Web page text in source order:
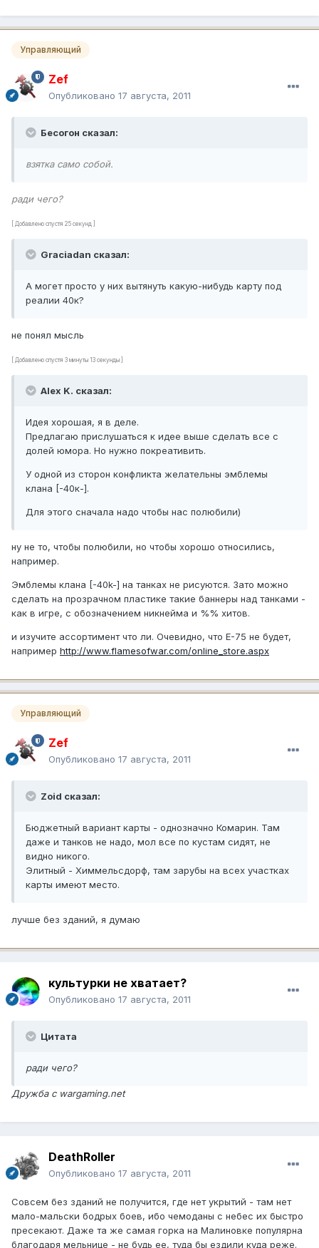
Управляющий
Zef
Опубликовано 17 августа, 2011
Бесогон сказал:
взятка само собой.
ради чего?
[ Добавлено спустя 25 секунд ]
Graciadan сказал:
А могет просто у них вытянуть какую-нибудь карту под
реалии 40к?
не понял мысль
[ Добавлено спустя 3 минуты 13 секунды ]
Alex K. сказал:
Идея хорошая, я в деле.
Предлагаю прислушаться к идее выше сделать все с
долей юмора. Но нужно покреативить.
У одной из сторон конфликта желательны эмблемы
клана [-40к-].
Для этого сначала надо чтобы нас полюбили)
ну не то, чтобы полюбили, но чтобы хорошо относились,
например.
Эмблемы клана [-40k-] на танках не рисуются. Зато можно
сделать на прозрачном пластике такие баннеры над танками -
как в игре, с обозначением никнейма и %% хитов.
и изучите ассортимент что ли. Очевидно, что Е-75 не будет,
например http://www.flamesofwar.com/online_store.aspx
Управляющий
Zef
Опубликовано 17 августа, 2011
Zoid сказал:
Бюджетный вариант карты - однозначно Комарин. Там
даже и танков не надо, мол все по кустам сидят, не
видно никого.
Элитный - Химмельсдорф, там зарубы на всех участках
карты имеют место.
лучше без зданий, я думаю
культурки не хватает?
Опубликовано 17 августа, 2011
Цитата
ради чего?
Дружба с wargaming.net
DeathRoller
Опубликовано 17 августа, 2011
Совсем без зданий не получится, где нет укрытий - там нет
мало-мальски бодрых боев, ибо чемоданы с небес их быстро
пресекают. Даже та же самая горка на Малиновке популярна
благодаря мельнице - не будь ее, туда бы ездили куда реже.